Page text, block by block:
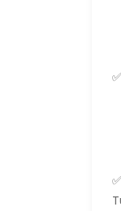
✅
✅